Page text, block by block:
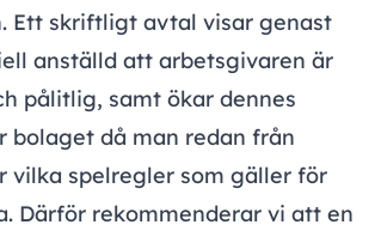
Ett skriftligt avtal visar genast
anställd att arbetsgivaren är
pålitlig, samt ökar dennes
bolaget då man redan från
vilka spelregler som gäller för
Därför rekommenderar vi att en